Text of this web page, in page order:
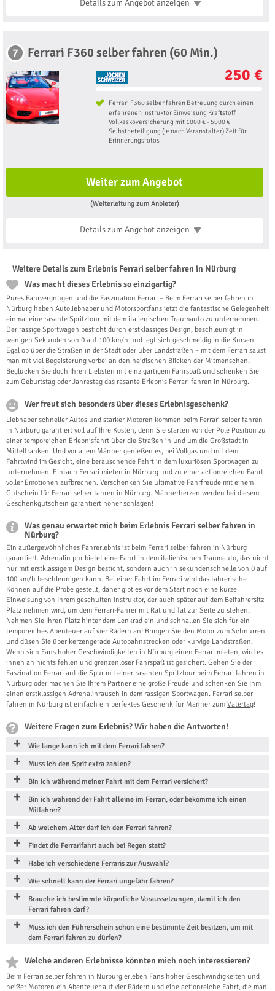
Details zum Angebotanzeigen
7 Ferrari F360 selber fahren (60 Min.)
250 €
Ferrari F360 selber fahren Betreuung durch einen
erfahrenen Instruktor Einweisung Kraftstoff
Vollkaskoversicherung mit 1000 € - 5000 €
Selbstbeteiligung (je nach Veranstalter) Zeit für
Erinnerungsfotos
Weiter zum Angebot
(Weiterleitung zum Anbieter)
Details zum Angebotanzeigen
Weitere Details zum Erlebnis Ferrari selber fahren in Nürburg
Was macht dieses Erlebnis so einzigartig?
Pures Fahrvergnügen und die Faszination Ferrari – Beim Ferrari selber fahren in
Nürburg haben Autoliebhaber und Motorsportfans jetzt die fantastische Gelegenheit
einmal eine rasante Spritztour mit dem italienischen Traumauto zu unternehmen.
Der rassige Sportwagen besticht durch erstklassiges Design, beschleunigt in
wenigen Sekunden von 0 auf 100 km/h und legt sich geschmeidig in die Kurven.
Egal ob über die Straßen in der Stadt oder über Landstraßen – mit dem Ferrari saust
man mit viel Begeisterung vorbei an den neidischen Blicken der Mitmenschen.
Beglücken Sie doch Ihren Liebsten mit einzigartigem Fahrspaß und schenken Sie
zum Geburtstag oder Jahrestag das rasante Erlebnis Ferrari fahren in Nürburg.
Wer freut sich besonders über dieses Erlebnisgeschenk?
Liebhaber schneller Autos und starker Motoren kommen beim Ferrari selber fahren
in Nürburg garantiert voll auf Ihre Kosten, denn Sie starten von der Pole Position zu
einer temporeichen Erlebnisfahrt über die Straßen in und um die Großstadt in
Mittelfranken. Und vor allem Männer genießen es, bei Vollgas und mit dem
Fahrtwind im Gesicht, eine berauschende Fahrt in dem luxuriösen Sportwagen zu
unternehmen. Einfach Ferrari mieten in Nürburg und zu einer actionreichen Fahrt
voller Emotionen aufbrechen. Verschenken Sie ultimative Fahrfreude mit einem
Gutschein für Ferrari selber fahren in Nürburg. Männerherzen werden bei diesem
Geschenkgutschein garantiert höher schlagen!
Was genau erwartet mich beim Erlebnis Ferrari selber fahren in
Nürburg?
Ein außergewöhnliches Fahrerlebnis ist beim Ferrari selber fahren in Nürburg
garantiert. Adrenalin pur bietet eine Fahrt in dem italienischen Traumauto, das nicht
nur mit erstklassigem Design besticht, sondern auch in sekundenschnelle von 0 auf
100 km/h beschleunigen kann. Bei einer Fahrt im Ferrari wird das fahrerische
Können auf die Probe gestellt, daher gibt es vor dem Start noch eine kurze
Einweisung von Ihrem geschulten Instruktor, der auch später auf dem Beifahrersitz
Platz nehmen wird, um dem Ferrari-Fahrer mit Rat und Tat zur Seite zu stehen.
Nehmen Sie Ihren Platz hinter dem Lenkrad ein und schnallen Sie sich für ein
temporeiches Abenteuer auf vier Rädern an! Bringen Sie den Motor zum Schnurren
und düsen Sie über kerzengerade Autobahnstrecken oder kurvige Landstraßen.
Wenn sich Fans hoher Geschwindigkeiten in Nürburg einen Ferrari mieten, wird es
ihnen an nichts fehlen und grenzenloser Fahrspaß ist gesichert. Gehen Sie der
Faszination Ferrari auf die Spur mit einer rasanten Spritztour beim Ferrari fahren in
Nürburg oder machen Sie Ihrem Partner eine große Freude und schenken Sie Ihm
einen erstklassigen Adrenalinrausch in dem rassigen Sportwagen. Ferrari selber
fahren in Nürburg ist einfach ein perfektes Geschenk für Männer zum Vatertag!
Weitere Fragen zum Erlebnis? Wir haben die Antworten!
Wie lange kann ich mit dem Ferrari fahren?
Muss ich den Sprit extra zahlen?
Bin ich während meiner Fahrt mit dem Ferrari versichert?
Bin ich während der Fahrt alleine im Ferrari, oder bekomme ich einen
Mitfahrer?
Ab welchem Alter darf ich den Ferrari fahren?
Findet die Ferrarifahrt auch bei Regen statt?
Habe ich verschiedene Ferraris zur Auswahl?
Wie schnell kann der Ferrari ungefähr fahren?
Brauche ich bestimmte körperliche Voraussetzungen, damit ich den
Ferrari fahren darf?
Muss ich den Führerschein schon eine bestimmte Zeit besitzen, um mit
dem Ferrari fahren zu dürfen?
Welche anderen Erlebnisse könnten mich noch interessieren?
Beim Ferrari selber fahren in Nürburg erleben Fans hoher Geschwindigkeiten und
heißer Motoren ein Abenteuer auf vier Rädern und eine actionreiche Fahrt, die man